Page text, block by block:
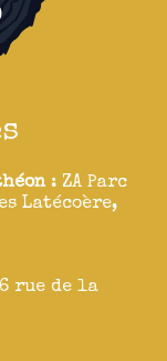
: ZA Parc
Latécoère,
6 rue de la